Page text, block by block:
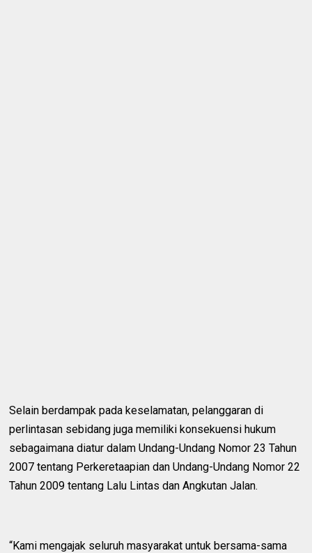
Selain berdampak pada keselamatan, pelanggaran di
perlintasan sebidang juga memiliki konsekuensi hukum
sebagaimana diatur dalam Undang-Undang Nomor 23 Tahun
2007 tentang Perkeretaapian dan Undang-Undang Nomor 22
Tahun 2009 tentang Lalu Lintas dan Angkutan Jalan.
“Kami mengajak seluruh masyarakat untuk bersama-sama